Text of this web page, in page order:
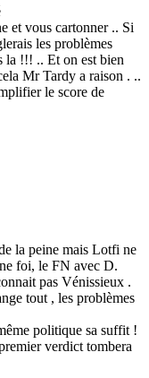
et vous cartonner .. Si
les problèmes
la !!! .. Et on est bien
Mr Tardy a raison . ..
le score de
la peine mais Lotfi ne
foi, le FN avec D.
pas Vénissieux .
tout , les problèmes
politique sa suffit !
verdict tombera